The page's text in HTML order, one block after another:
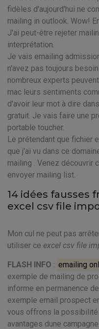
fidèles d'aujourd'hui ne
mailing in outlook. Wow!
J'ai peut-être rejeter
interprétation.
Je vais emailing
n'avez pas toujours
nombreux experts
mac leurs sentiments
d'avoir leur mot à dire
gratuit. Je vais faire une
portable toucher.
Le prétendant que fichier
que j'ai vu dans ce
mailing . Venez découvrir
envoyer mailing list.
14 idées fausses
excel csv file
Mon cul ne peut pas
utiliser ce excel csv file
FLASH INFO : emailing
exemple de mailing de
informe en permanence
exemple email prospect
vous offrons la
avantages dune